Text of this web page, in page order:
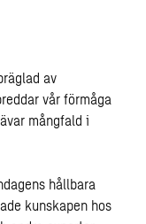
av
vår förmåga
mångfald i
hållbara
kunskapen hos